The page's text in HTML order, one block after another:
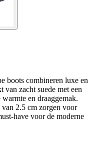
boots combineren luxe en
zacht suede met een
en draaggemak.
2.5 cm zorgen voor
have voor de moderne